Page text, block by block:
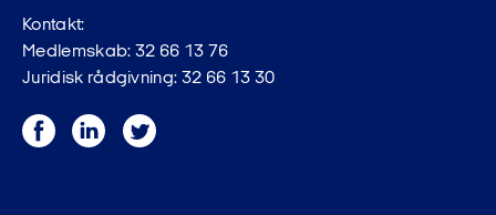
Kontakt:
Medlemskab: 32 66 13 76
Juridisk rådgivning: 32 66 13 30
FacebookLinkedInTwitter